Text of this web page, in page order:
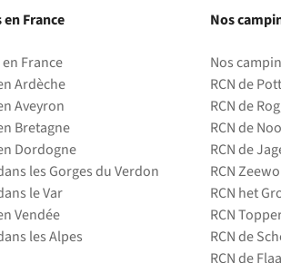
France
France
Ardèche
Aveyron
Bretagne
Dordogne
les Gorges du Verdon
le Var
Vendée
les Alpes
Nos
Nos
RCN de
RCN de
RCN de
RCN de
RCN
RCN het
RCN
RCN de
RCN de